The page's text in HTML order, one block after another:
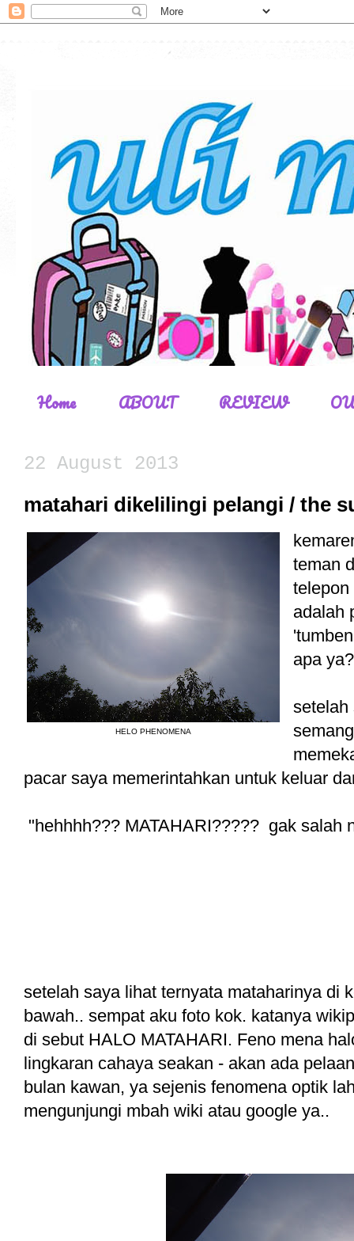
Home ABOUT REVIEW
22 August 2013
matahari dikelilingi pelangi / the
HELO PHENOMENA
teman
telepon
adalah
apa
setelah
pacar saya memerintahkan untuk keluar
"hehhhh??? MATAHARI????? gak salah
setelah saya lihat ternyata mataharinya di
bawah.. sempat aku foto kok. katanya
di sebut HALO MATAHARI. Feno mena
lingkaran cahaya seakan - akan ada
bulan kawan, ya sejenis fenomena optik
mengunjungi mbah wiki atau google ya..